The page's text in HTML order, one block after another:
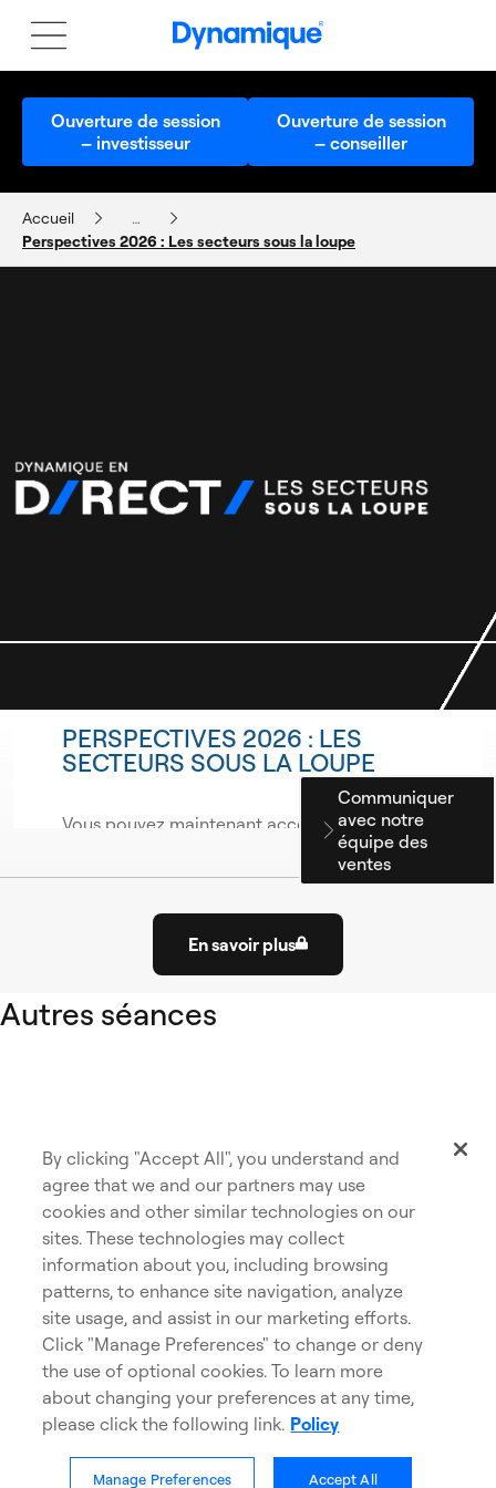
Ouverture de session
– investisseur
Ouverture de session
– conseiller
Accueil
…
Perspectives 2026 : Les secteurs sous la loupe
PERSPECTIVES 2026 : LES
SECTEURS SOUS LA LOUPE
Vous pouvez maintenant accéder le
sommaire de notre séance virtuelle du 5
février dernier. Cliquez sur le bouton ci-
Séance virtuelle
Unités de formation continue (UFC)
Bibliothèque numérique
Consulter le sommaire
Survol du paysage macroéconomique – Causerie
En savoir plus
Connexion
requise.
Autres séances
Voir les reprises et présentations >
Confidentialité Accessibilité
Témoins Carrières ouvre dans un nouvel
Politique sur les témoins Avis juridiques
Nous contacter
Communiquer
avec notre
équipe des
ventes
By clicking "Accept All", you understand and
agree that we and our partners may use
cookies and other similar technologies on our
sites. These technologies may collect
information about you, including browsing
patterns, to enhance site navigation, analyze
site usage, and assist in our marketing efforts.
Click "Manage Preferences" to change or deny
the use of optional cookies. To learn more
about changing your preferences at any time,
please click the following link. Policy
Manage Preferences Accept All